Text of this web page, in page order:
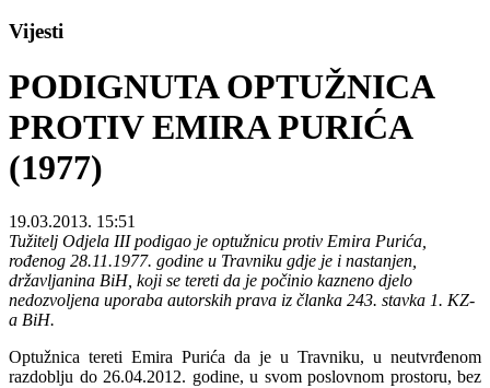
Vijesti
PODIGNUTA OPTUŽNICA
PROTIV EMIRA PURIĆA
(1977)
19.03.2013. 15:51
Tužitelj Odjela III podigao je optužnicu protiv Emira Purića,
rođenog 28.11.1977. godine u Travniku gdje je i nastanjen,
državljanina BiH, koji se tereti da je počinio kazneno djelo
nedozvoljena uporaba autorskih prava iz članka 243. stavka 1. KZ-
a BiH.
Optužnica tereti Emira Purića da je u Travniku, u neutvrđenom
razdoblju do 26.04.2012. godine, u svom poslovnom prostoru, bez